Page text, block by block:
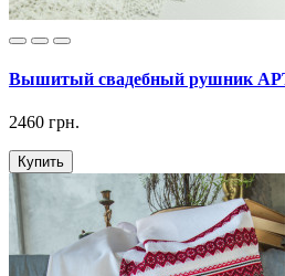
Вышитый свадебный рушник
2460 грн.
Купить